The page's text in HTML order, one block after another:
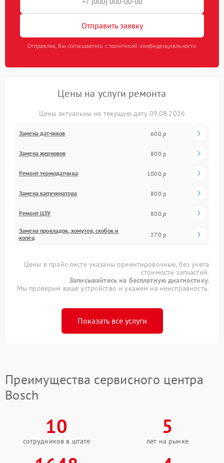
Отправить заявку
Отправляя, Вы соглашаетесь с политикой конфиденциальности
Цены на услуги ремонта
Цены актуальны на текущую дату 09.08.2026
Замена датчиков 600 р
Замена жерновов 800 р
Ремонт термодатчика 1000 р
Замена капучинатора 800 р
Ремонт ЦЗУ 800 р
Замена прокладок, хомутов, скобок и
колец
270 р
Цены в прайс-листе указаны ориентировочные, без учета
стоимости запчастей.
Записывайтесь на бесплатную диагностику.
Мы проверим ваше устройство и укажем на неисправность.
Показать все услуги
Преимущества сервисного центра
Bosch
10
сотрудников в штате
5
лет на рынке